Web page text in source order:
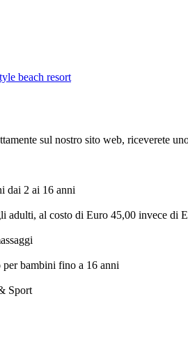
beach resort
sul nostro sito web, riceverete
dai 2 ai 16 anni
adulti, al costo di Euro 45,00 invece di
per bambini fino a 16 anni
Sport